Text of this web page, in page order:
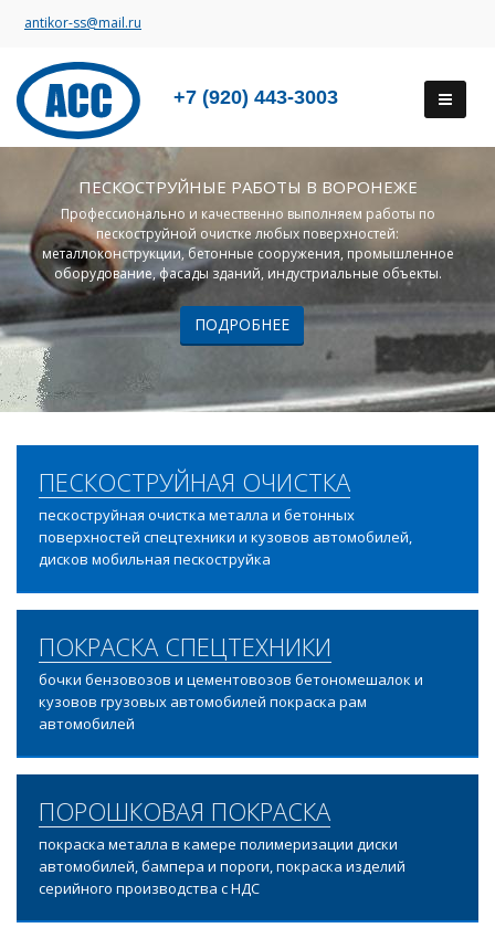
antikor-ss@mail.ru
+7 (920) 443-3003
ПЕСКОСТРУЙНЫЕ РАБОТЫ В ВОРОНЕЖЕ
Профессионально и качественно выполняем работы по
пескоструйной очистке любых поверхностей:
металлоконструкции, бетонные сооружения, промышленное
оборудование, фасады зданий, индустриальные объекты.
ПОДРОБНЕЕ
ПЕСКОСТРУЙНАЯ ОЧИСТКА
пескоструйная очистка металла и бетонных
поверхностей спецтехники и кузовов автомобилей,
дисков мобильная пескоструйка
ПОКРАСКА СПЕЦТЕХНИКИ
бочки бензовозов и цементовозов бетономешалок и
кузовов грузовых автомобилей покраска рам
автомобилей
ПОРОШКОВАЯ ПОКРАСКА
покраска металла в камере полимеризации диски
автомобилей, бампера и пороги, покраска изделий
серийного производства с НДС